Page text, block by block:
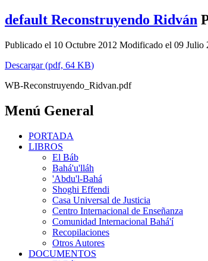
default Reconstruyendo Ridván
Publicado el 10 Octubre 2012 Modificado el 09 Julio
Descargar(pdf, 64 KB)
WB-Reconstruyendo_Ridvan.pdf
Menú General
PORTADA
LIBROS
El Báb
Bahá'u'lláh
'Abdu'l-Bahá
Shoghi Effendi
Casa Universal de Justicia
Centro Internacional de Enseñanza
Comunidad Internacional Bahá'í
Recopilaciones
Otros Autores
DOCUMENTOS